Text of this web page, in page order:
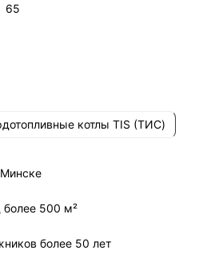
65
котлы TIS (ТИС)
более 500 м²
более 50 лет